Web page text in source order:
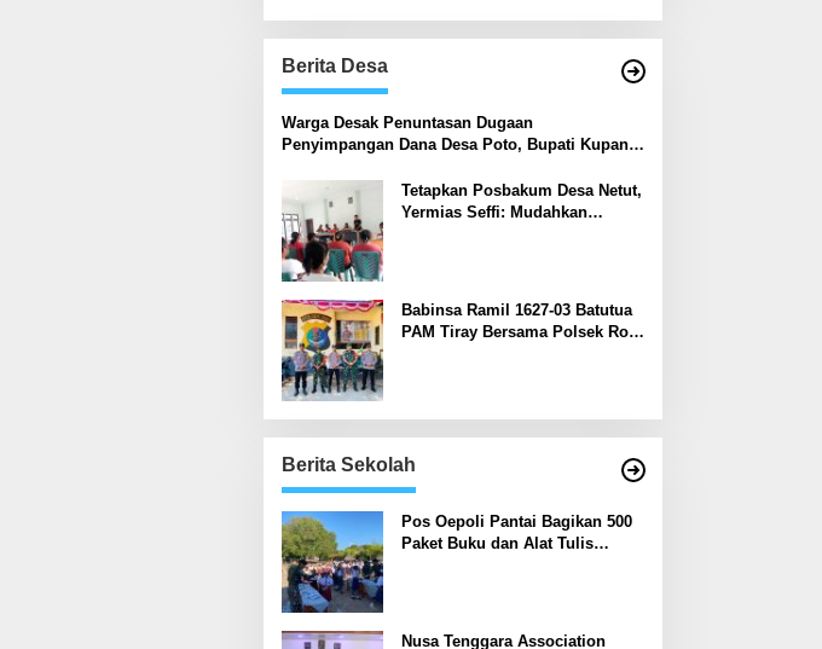
Berita Desa
‎Warga Desak Penuntasan Dugaan
Penyimpangan Dana Desa Poto, Bupati Kupang:
Tetapkan Posbakum Desa Netut,
Yermias Seffi: Mudahkan
Babinsa Ramil 1627-03 Batutua
PAM Tiray Bersama Polsek Rote
Berita Sekolah
Pos Oepoli Pantai Bagikan 500
Paket Buku dan Alat Tulis
Nusa Tenggara Association